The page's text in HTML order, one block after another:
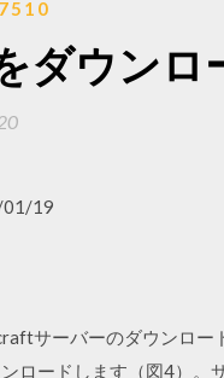
ダウンロ
19
サーバーのダウンロー
ロードします（図4）。